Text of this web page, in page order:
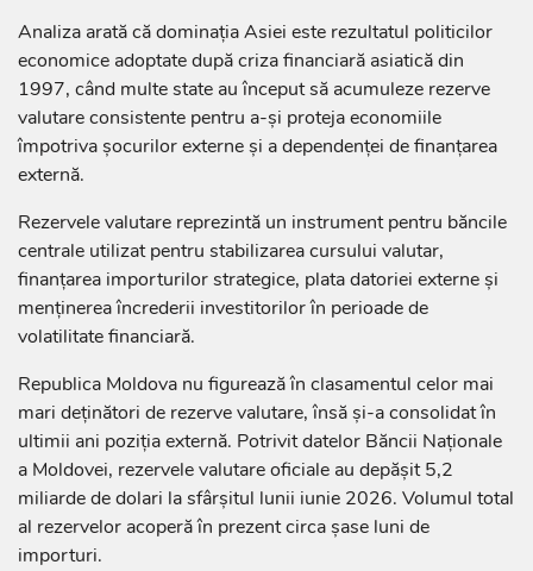
Analiza arată că dominația Asiei este rezultatul politicilor
economice adoptate după criza financiară asiatică din
1997, când multe state au început să acumuleze rezerve
valutare consistente pentru a-și proteja economiile
împotriva șocurilor externe și a dependenței de finanțarea
externă.
Rezervele valutare reprezintă un instrument pentru băncile
centrale utilizat pentru stabilizarea cursului valutar,
finanțarea importurilor strategice, plata datoriei externe și
menținerea încrederii investitorilor în perioade de
volatilitate financiară.
Republica Moldova nu figurează în clasamentul celor mai
mari deținători de rezerve valutare, însă și-a consolidat în
ultimii ani poziția externă. Potrivit datelor Băncii Naționale
a Moldovei, rezervele valutare oficiale au depășit 5,2
miliarde de dolari la sfârșitul lunii iunie 2026. Volumul total
al rezervelor acoperă în prezent circa șase luni de
importuri.